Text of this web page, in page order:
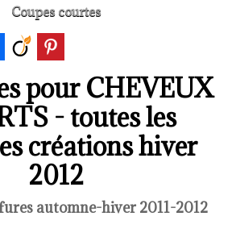
Coupes courtes
pour CHEVEUX
- toutes les
créations hiver
2012
automne-hiver 2011-2012